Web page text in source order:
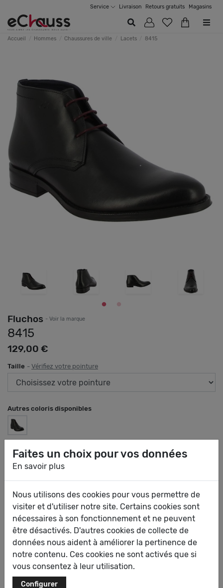
Livraison Retours gratuits Magasins
Service
Accueil Hommes Chaussures de ville Lacets 8415
Fluchos - Voir la marque
8415
129,00 €
Taille - Vérifiez votre pointure
Autres coloris disponibles
Ajouter au panier
100 jours pour
essayer
Livraison
gratuite
Paiement
sécurité
Une question ? 09 69 39 01 30
Faites un choix pour vos données
En savoir plus
Nous utilisons des cookies pour vous permettre de
visiter et d'utiliser notre site. Certains cookies sont
nécessaires à son fonctionnement et ne peuvent
être désactivés. D'autres cookies de collecte de
données nous aident à améliorer la pertinence de
notre contenu. Ces cookies ne sont activés que si
vous consentez à leur utilisation.
Configurer